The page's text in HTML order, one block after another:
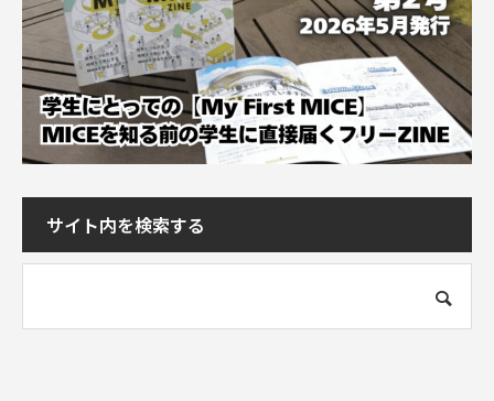
サイト内を検索する